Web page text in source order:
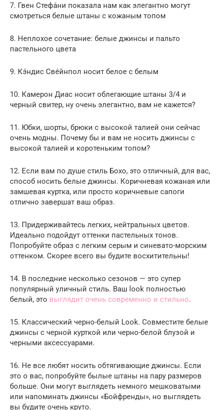
7. Гвен Стефа́ни показала нам как элегантно могут
смотреться белые штаны с кожаным топом
8. Неплохое сочетание: белые джинсы и пальто
пастельного цвета
9. Кэ́ндис Све́йнпол носит белое с белым
10. Камерон Диас носит облегающие штаны 3/4 и
черный свитер, ну очень элегантно, вам не кажется?
11. Юбки, шорты, брюки с высокой талией они сейчас
очень модны. Почему бы и вам не носить джинсы с
высокой талией и коротеньким топом?
12. Если вам по душе стиль Бохо, это отличный, для вас,
способ носить белые джинсы. Коричневая кожаная или
замшевая куртка, или просто коричневые сапоги
отлично завершат ваш образ.
13. Придерживайтесь легких, нейтральных цветов.
Идеально подойдут оттенки пастельных тонов.
Попробуйте образ с легким серым и синевато-морским
оттенком. Скорее всего вы будите восхитительны!
14. В последние несколько сезонов — это супер
популярный уличный стиль. Ваш look полностью
белый, это выглядит очень современно и стильно.
15. Классический черно-белый Look. Совместите белые
джинсы с черной курткой или черно-белой блузой и
черными аксессуарами.
16. Не все любят носить обтягивающие джинсы. Если
это о вас, попробуйте былые штаны на пару размеров
больше. Они могут выглядеть немного мешковатыми
или напоминать джинсы «Бойфренды», но выглядеть
вы будите очень круто.